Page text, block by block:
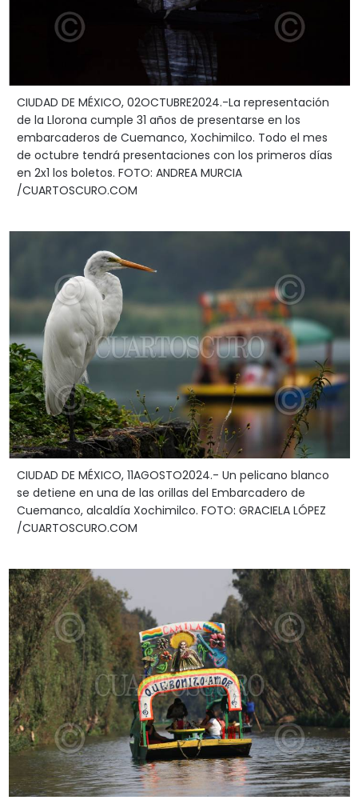
CIUDAD DE MÉXICO, 02OCTUBRE2024.-La representación
de la Llorona cumple 31 años de presentarse en los
embarcaderos de Cuemanco, Xochimilco. Todo el mes
de octubre tendrá presentaciones con los primeros días
en 2x1 los boletos. FOTO: ANDREA MURCIA
/CUARTOSCURO.COM
CIUDAD DE MÉXICO, 11AGOSTO2024.- Un pelicano blanco
se detiene en una de las orillas del Embarcadero de
Cuemanco, alcaldía Xochimilco. FOTO: GRACIELA LÓPEZ
/CUARTOSCURO.COM